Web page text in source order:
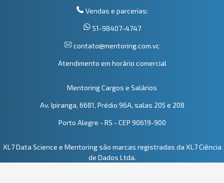
Vendas e parcerias:
51-98407-4747
contato@mentoring.com.vc
Atendimento em horário comercial
Mentoring Cargos e Salários
Av. Ipiranga, 6681, Prédio 96A, salas 205 e 208
Porto Alegre - RS - CEP 90619-900
XL7 Data Science e Mentoring são marcas registradas da XL7 Ciência
de Dados Ltda.